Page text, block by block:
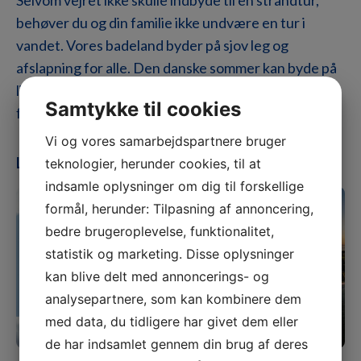
behøver du og din familie ikke undvære en tur i
vandet. Vores badeland byder på sjov leg og
afslapning for alle. Den danske sommer kan byde på
lidt af hvert, men hos os kan du være sikker på, at en
ferie byder på masser af sjove oplevelser.
Vi har indendørs legeland, badeland, minigolf og
tennis, så underholdningen hele tiden er sikret. Snyd
heller ikke jer selv for oplevelsen af Gammelbro
Krea, vores store kreative værksted, der bugner af
inspiration og gode ideer. Nyd dagen med masser af
aktiviteter og slap af med et spil kort om aftenen i
den afslappede stemning, der hersker på hele
campingpladsen.
Læs mere
Samtykke til cookies
Vi og vores samarbejdspartnere bruger
teknologier, herunder cookies, til at
indsamle oplysninger om dig til forskellige
formål, herunder: Tilpasning af annoncering,
bedre brugeroplevelse, funktionalitet,
statistik og marketing. Disse oplysninger
kan blive delt med annoncerings- og
analysepartnere, som kan kombinere dem
med data, du tidligere har givet dem eller
de har indsamlet gennem din brug af deres